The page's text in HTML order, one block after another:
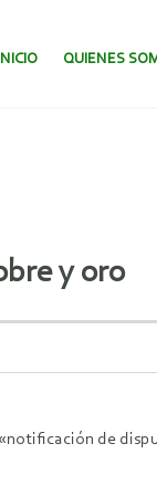
AL CONTENIDO.
QUIENES
y oro
de